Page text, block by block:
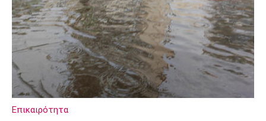
Μάντσεστερ
Γιουνάιτεντ
Τσέλσι Άρσεναλ
Λίβερπουλ
Μάντσεστερ
Σίτι
Επικαιρότητα